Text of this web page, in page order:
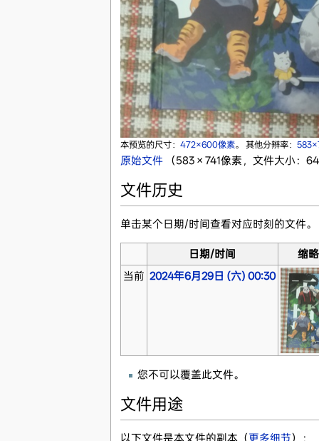
本预览的尺寸： 472×600像素。 其他分辨率：
原始文件‎ （583 × 741像素，文件大小：
文件历史
单击某个日期/时间查看对应时刻的文件。
日期/时间
缩
当前 2024年6月29日 (六) 00:30
您不可以覆盖此文件。
文件用途
以下文件是本文件的副本（更多细节）：